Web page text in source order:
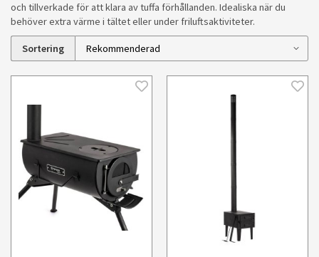
och tillverkade för att klara av tuffa förhållanden. Idealiska när du
behöver extra värme i tältet eller under friluftsaktiviteter.
Sortering